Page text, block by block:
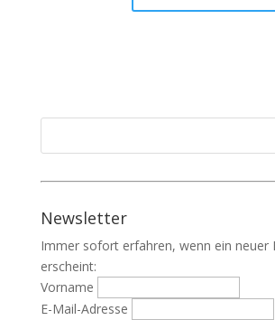
Newsletter
Immer sofort erfahren, wenn ein neuer
erscheint:
Vorname
E-Mail-Adresse